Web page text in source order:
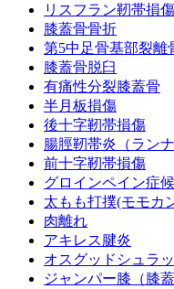
リスフラン靭帯損傷
膝蓋骨骨折
第5中足骨基部裂離
膝蓋骨脱臼
有痛性分裂膝蓋骨
半月板損傷
後十字靭帯損傷
腸脛靭帯炎（ランナ
前十字靭帯損傷
グロインペイン症
太もも打撲(モモカ
肉離れ
アキレス腱炎
オスグッドシュラ
ジャンパー膝（膝蓋